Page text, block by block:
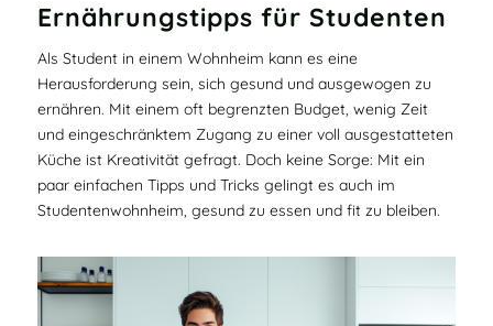
Ernährungstipps für Studenten
Als Student in einem Wohnheim kann es eine
Herausforderung sein, sich gesund und ausgewogen zu
ernähren. Mit einem oft begrenzten Budget, wenig Zeit
und eingeschränktem Zugang zu einer voll ausgestatteten
Küche ist Kreativität gefragt. Doch keine Sorge: Mit ein
paar einfachen Tipps und Tricks gelingt es auch im
Studentenwohnheim, gesund zu essen und fit zu bleiben.